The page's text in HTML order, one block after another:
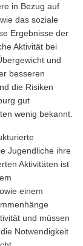
in Bezug auf
das soziale
Ergebnisse der
Aktivität bei
und
besseren
die Risiken
gut
wenig bekannt.
Jugendliche ihre
Aktivitäten ist
einem
und müssen
Notwendigkeit